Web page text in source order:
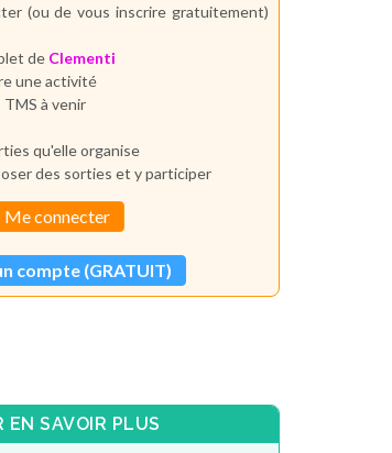
(ou de vous inscrire gratuitement)
de Clementi
une activité
à venir
qu'elle organise
des sorties et y participer
Me connecter
compte (GRATUIT)
EN SAVOIR PLUS